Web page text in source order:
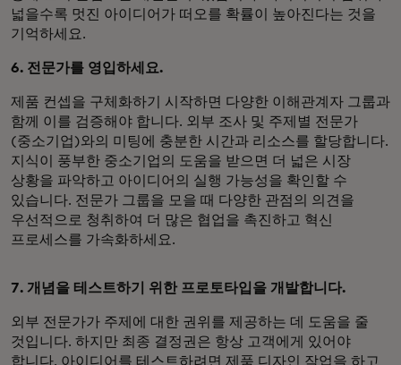
넓을수록 멋진 아이디어가 떠오를 확률이 높아진다는 것을
기억하세요.
6. 전문가를 영입하세요.
제품 컨셉을 구체화하기 시작하면 다양한 이해관계자 그룹과
함께 이를 검증해야 합니다. 외부 조사 및 주제별 전문가
(중소기업)와의 미팅에 충분한 시간과 리소스를 할당합니다.
지식이 풍부한 중소기업의 도움을 받으면 더 넓은 시장
상황을 파악하고 아이디어의 실행 가능성을 확인할 수
있습니다. 전문가 그룹을 모을 때 다양한 관점의 의견을
우선적으로 청취하여 더 많은 협업을 촉진하고 혁신
프로세스를 가속화하세요.
7. 개념을 테스트하기 위한 프로토타입을 개발합니다.
외부 전문가가 주제에 대한 권위를 제공하는 데 도움을 줄
것입니다. 하지만 최종 결정권은 항상 고객에게 있어야
합니다. 아이디어를 테스트하려면 제품 디자인 작업을 하고